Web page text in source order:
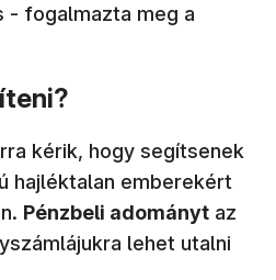
- fogalmazta meg a
kérik, hogy segítsenek
hajléktalan emberekért
Pénzbeli adományt az
lehet utalni